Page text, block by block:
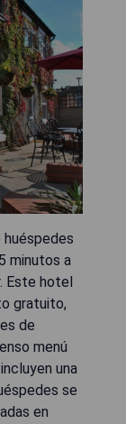
huéspedes
minutos a
Este hotel
gratuito,
de
menú
una
se
en